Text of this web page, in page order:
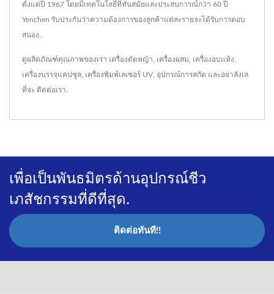
ตั้งแต่ปี 1967 โดยมีเทคโนโลยีที่ทันสมัยและประสบการณ์กว่า 60 ปี
Yenchen รับประกันว่าความต้องการของลูกค้าแต่ละรายจะได้รับการตอบ
สนอง.
ดูผลิตภัณฑ์คุณภาพของเรา เครื่องตัดหญ้า เครื่องผสม เครื่องอบแห้ง
เครื่องบรรจุแคปซูล เครื่องพิมพ์เลเซอร์ UV อุปกรณ์การสกัด และอย่าลังเล
ที่จะ ติดต่อเรา
เพื่อเป็นพันธมิตรด้านอุปกรณ์ชีว
เภสัชกรรมที่ดีที่สุด.
ติดต่อทันที!!